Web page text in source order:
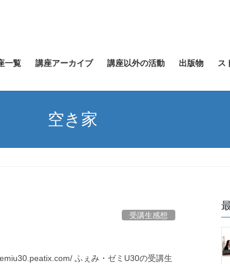
一覧 講座アーカイブ 講座以外の活動 出版物 ス
空き家
受講生感想
ふぇみ・ゼミU30の受講生